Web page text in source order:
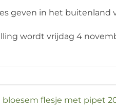
geven in het buitenland
wordt vrijdag 4
bloesem flesje met pipet